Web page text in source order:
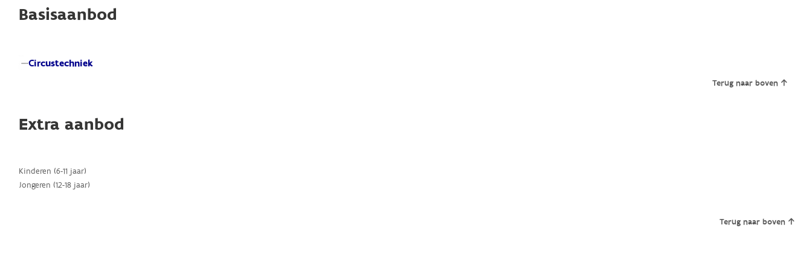
Basisaanbod
Circustechniek
Terug naar boven
Extra aanbod
Kinderen (6-11 jaar)
Jongeren (12-18 jaar)
Terug naar boven